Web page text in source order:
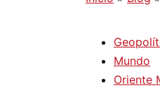
Mundo
Oriente